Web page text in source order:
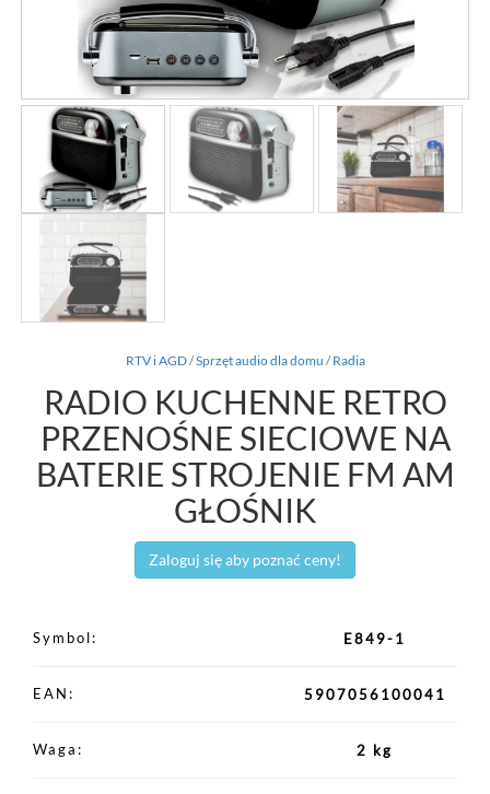
RTV i AGD/Sprzęt audio dla domu /Radia
RADIO KUCHENNE RETRO
PRZENOŚNE SIECIOWE NA
BATERIE STROJENIE FM AM
GŁOŚNIK
Zaloguj się aby poznać ceny!
Symbol E849-1
EAN 5907056100041
Waga 2 kg